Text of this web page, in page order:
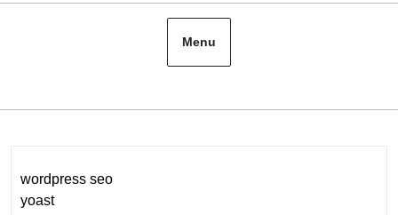
Menu
wordpress seo
yoast